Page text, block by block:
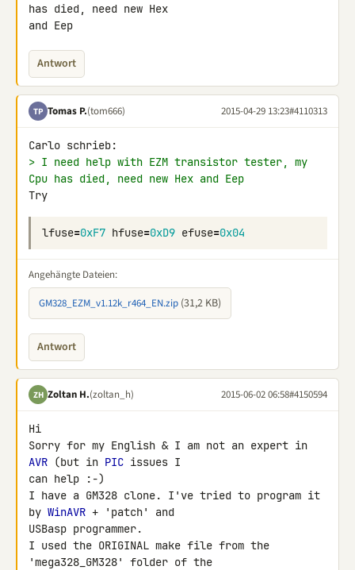
has died, need new Hex
and Eep
Antwort
TP Tomas P.(tom666) 2015-04-29 13:23#4110313
> I need help with EZM transistor tester, my
Cpu has died, need new Hex and Eep
Try
lfuse=0xF7 hfuse=0xD9 efuse=0x04
Angehängte Dateien:
GM328_EZM_v1.12k_r464_EN.zip (31,2 KB)
Antwort
ZH Zoltan H.(zoltan_h) 2015-06-02 06:58#4150594
Hi
AVR (but in PIC issues I
can help :-)
I have a GM328 clone. I've tried to program it
by WinAVR + 'patch' and
USBasp programmer.
I used the ORIGINAL make file from the
'mega328_GM328' folder of the